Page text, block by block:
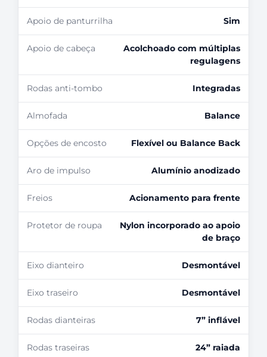
Apoio de panturrilha Sim
Apoio de cabeça
Acolchoado com múltiplas
regulagens
Rodas anti-tombo Integradas
Almofada Balance
Opções de encosto Flexível ou Balance Back
Aro de impulso Alumínio anodizado
Freios Acionamento para frente
Protetor de roupa
Nylon incorporado ao apoio
de braço
Eixo dianteiro Desmontável
Eixo traseiro Desmontável
Rodas dianteiras 7” inflável
Rodas traseiras 24” raiada